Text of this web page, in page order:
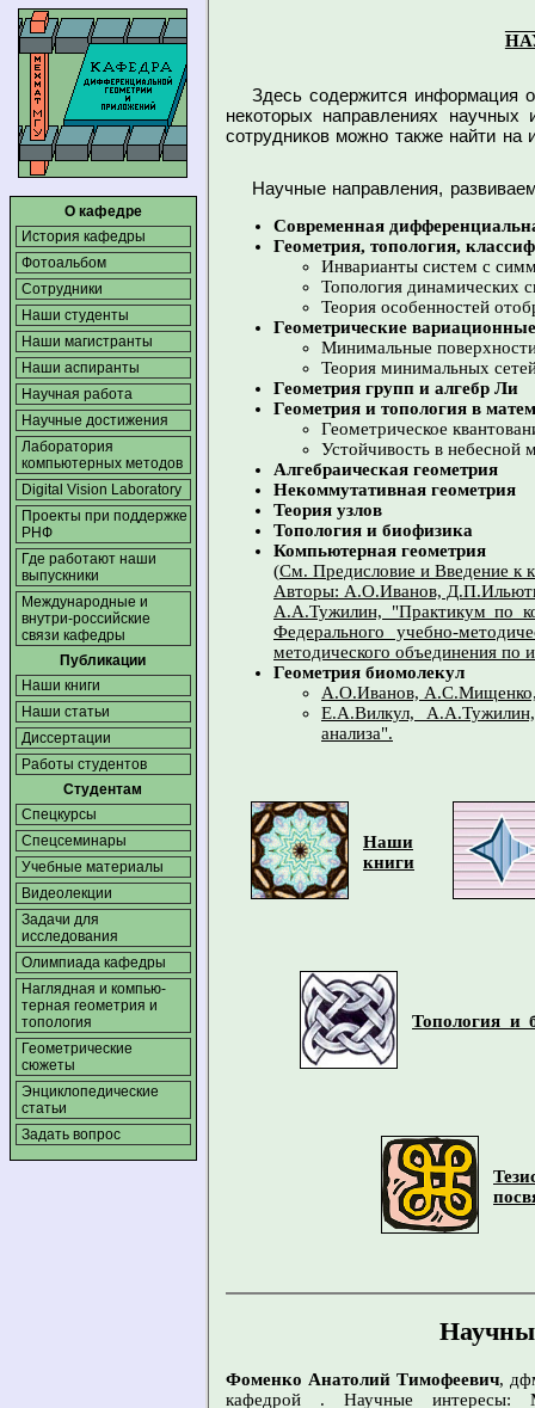
О кафедре
История кафедры
Фотоальбом
Сотрудники
Наши студенты
Наши магистранты
Наши аспиранты
Научная работа
Научные достижения
Лаборатория
компьютерных методов
Digital Vision Laboratory
Проекты при поддержке
РНФ
Где работают наши
выпускники
Международные и
внутри-российские
связи кафедры
Публикации
Наши книги
Наши статьи
Диссертации
Работы студентов
Студентам
Спецкурсы
Спецсеминары
Учебные материалы
Видеолекции
Задачи для
исследования
Олимпиада кафедры
Наглядная и компью­
терная геометрия и
топология
Геометрические
сюжеты
Энциклопедические
статьи
Задать вопрос
Здесь содержится информация
некоторых направлениях
сотрудников можно также найти на
Научные направления,
Современная
Геометрия, топология,
Инварианты систем с
Топология динамических
Теория особенностей
Геометрические
Минимальные
Теория минимальных
Геометрия групп и алгебр Ли
Геометрия и топология в
Геометрическое
Устойчивость в небесной
Алгебраическая геометрия
Некоммутативная геометрия
Теория узлов
Топология и биофизика
Компьютерная геометрия
(См. Предисловие и Введение к
Авторы: А.О.Иванов,
А.А.Тужилин, "Практикум по
Федерального учебно-
методического объединения
Геометрия биомолекул
А.О.Иванов, А.С.Мищенко,
Е.А.Вилкул, А.А.Тужилин,
анализа".
Наши
книги
Топология и
Фоменко Анатолий Тимофеевич,
кафедрой . Научные интересы: